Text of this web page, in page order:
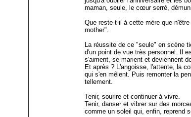
maman, seule, le cœur serré,
Que reste-t-il à cette mère que
mother".
La réussite de ce "seule" en scène
d'un point de vue très personnel. Il
s'aiment, se marient et deviennent
Et après ? L'angoisse, l'attente, la
qui s'en mêlent. Puis remonter la
tellement.
Tenir, sourire et continuer à vivre.
Tenir, danser et vibrer sur des
comme un soleil qui, enfin, reprend